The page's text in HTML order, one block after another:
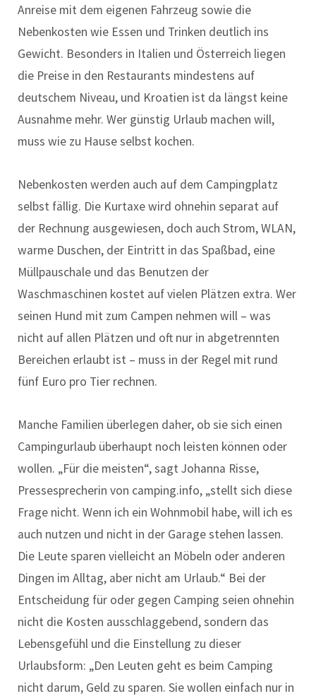
Anreise mit dem eigenen Fahrzeug sowie die
Nebenkosten wie Essen und Trinken deutlich ins
Gewicht. Besonders in Italien und Österreich liegen
die Preise in den Restaurants mindestens auf
deutschem Niveau, und Kroatien ist da längst keine
Ausnahme mehr. Wer günstig Urlaub machen will,
muss wie zu Hause selbst kochen.
Nebenkosten werden auch auf dem Campingplatz
selbst fällig. Die Kurtaxe wird ohnehin separat auf
der Rechnung ausgewiesen, doch auch Strom, WLAN,
warme Duschen, der Eintritt in das Spaßbad, eine
Müllpauschale und das Benutzen der
Waschmaschinen kostet auf vielen Plätzen extra. Wer
seinen Hund mit zum Campen nehmen will – was
nicht auf allen Plätzen und oft nur in abgetrennten
Bereichen erlaubt ist – muss in der Regel mit rund
fünf Euro pro Tier rechnen.
Manche Familien überlegen daher, ob sie sich einen
Campingurlaub überhaupt noch leisten können oder
wollen. „Für die meisten“, sagt Johanna Risse,
Pressesprecherin von camping.info, „stellt sich diese
Frage nicht. Wenn ich ein Wohnmobil habe, will ich es
auch nutzen und nicht in der Garage stehen lassen.
Die Leute sparen vielleicht an Möbeln oder anderen
Dingen im Alltag, aber nicht am Urlaub.“ Bei der
Entscheidung für oder gegen Camping seien ohnehin
nicht die Kosten ausschlaggebend, sondern das
Lebensgefühl und die Einstellung zu dieser
Urlaubsform: „Den Leuten geht es beim Camping
nicht darum, Geld zu sparen. Sie wollen einfach nur in